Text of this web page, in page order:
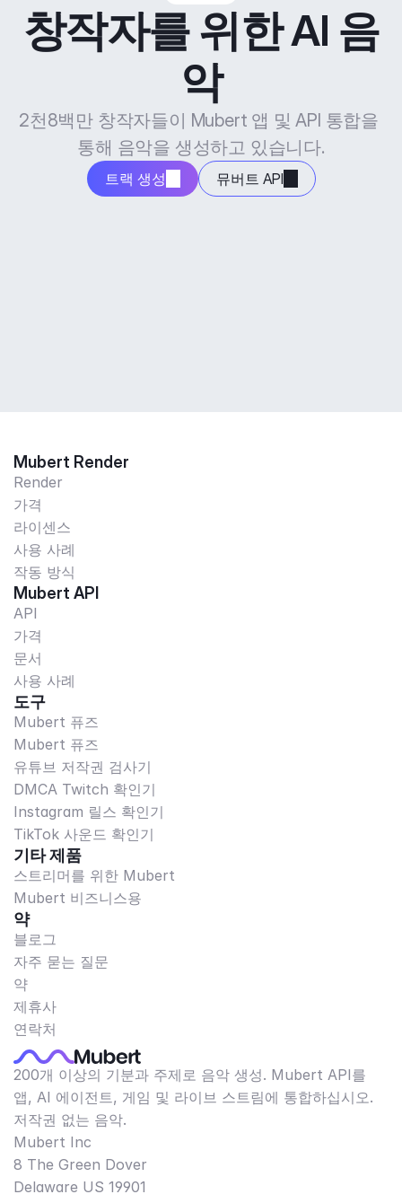
창작자를 위한 AI 음
악
2천8백만 창작자들이 Mubert 앱 및 API 통합을
통해 음악을 생성하고 있습니다.
트랙 생성 뮤버트 API
Mubert Render
Render
가격
라이센스
사용 사례
작동 방식
Mubert API
API
가격
문서
사용 사례
도구
Mubert 퓨즈
Mubert 퓨즈
유튜브 저작권 검사기
DMCA Twitch 확인기
Instagram 릴스 확인기
TikTok 사운드 확인기
기타 제품
스트리머를 위한 Mubert
Mubert 비즈니스용
약
블로그
자주 묻는 질문
약
제휴사
연락처
200개 이상의 기분과 주제로 음악 생성. Mubert API를
앱, AI 에이전트, 게임 및 라이브 스트림에 통합하십시오.
저작권 없는 음악.
Mubert Inc
8 The Green Dover
Delaware US 19901​